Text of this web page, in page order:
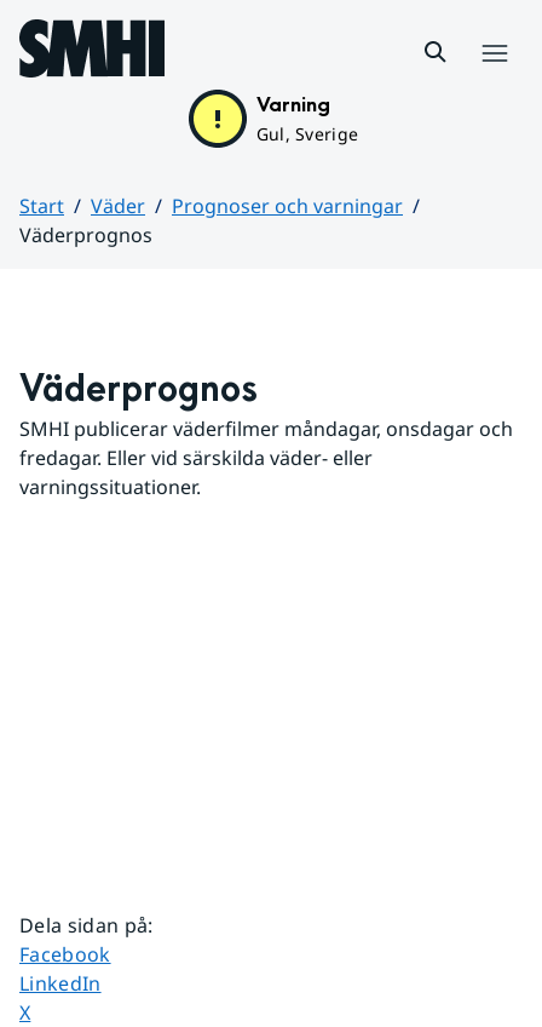
Hoppa till sidans innehåll
Varning
Gul, Sverige
Start Väder
Prognoser och varningar
Väderprognos
Väderprognos
SMHI publicerar väderfilmer måndagar, onsdagar och
fredagar. Eller vid särskilda väder- eller
varningssituationer.
Dela sidan på:
Dela sidan på
Facebook
Dela sidan på
LinkedIn
Dela sidan på
X